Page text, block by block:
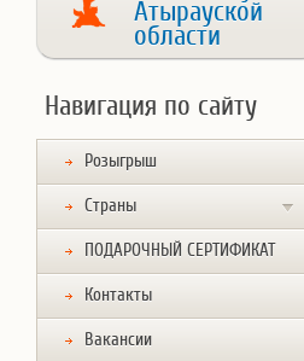
Атырауской
области
Навигация по сайту
Розыгрыш
Страны
ПОДАРОЧНЫЙ СЕРТИФИКАТ
Контакты
Вакансии